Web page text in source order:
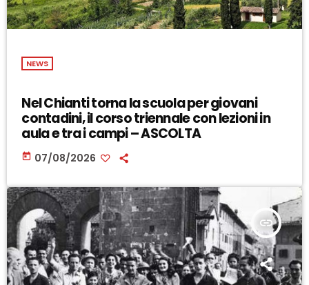
NEWS
Nel Chianti torna la scuola per giovani
contadini, il corso triennale con lezioni in
aula e tra i campi – ASCOLTA
today 07/08/2026
insert_link